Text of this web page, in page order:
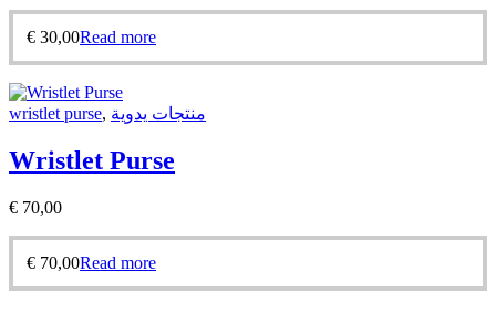
€ 30,00Read more
wristlet purse, منتجات يدوية
Wristlet Purse
€ 70,00
€ 70,00Read more